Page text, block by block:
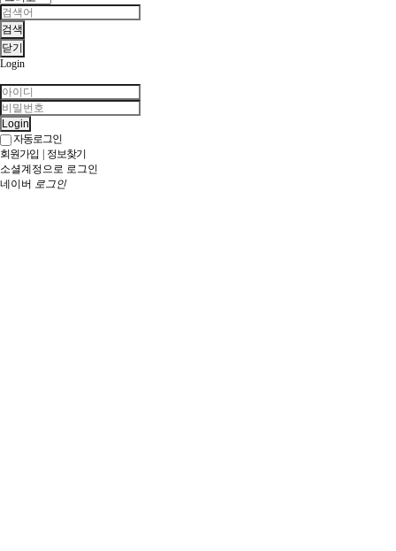
검색
닫기
Login
Login
자동로그인
회원가입
정보찾기
소셜계정으로 로그인
네이버 로그인